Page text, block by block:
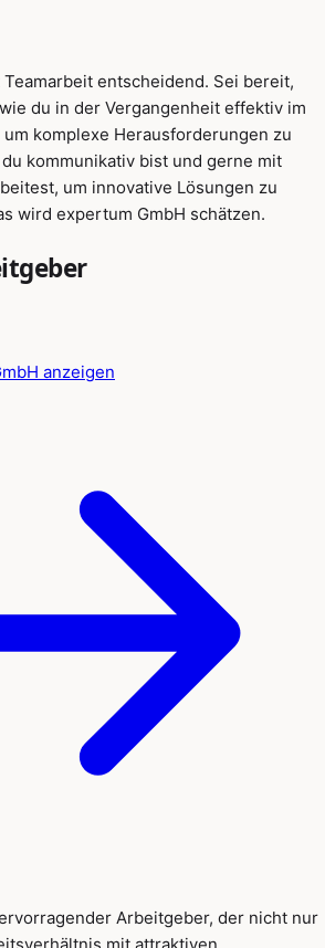
entscheidend. Sei bereit,
du in der Vergangenheit effektiv im
komplexe Herausforderungen zu
kommunikativ bist und gerne mit
um innovative Lösungen zu
wird expertum GmbH schätzen.
anzeigen
Arbeitgeber, der nicht nur